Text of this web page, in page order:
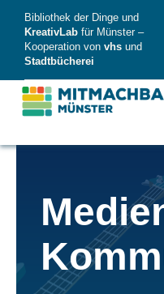
content
Bibliothek der Dinge und
KreativLab für Münster –
Kooperation von vhs und
Stadtbücherei
Dinge
FAQ
News